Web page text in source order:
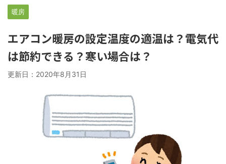
暖房
エアコン暖房の設定温度の適温は？電気代
は節約できる？寒い場合は？
更新日： 2020年8月31日